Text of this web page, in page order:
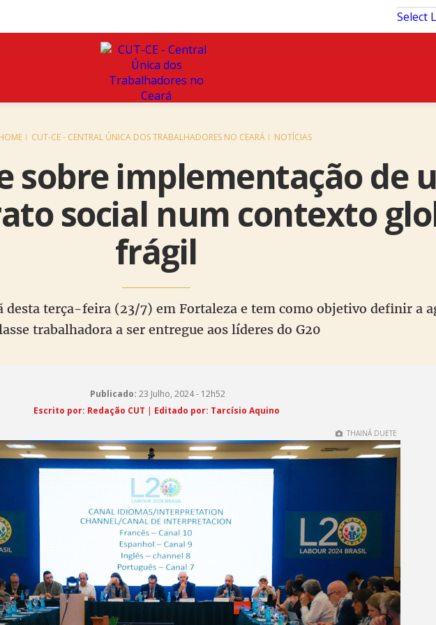
Select
CUT-CE - CENTRAL ÚNICA DOS TRABALHADORES NO CEARÁ NOTÍCIAS
sobre implementação de
social num contexto
frágil
terça-feira (23/7) em Fortaleza e tem como objetivo definir a
trabalhadora a ser entregue aos líderes do G20
Publicado: 23 Julho, 2024 - 12h52
Escrito por: Redação CUT | Editado por: Tarcísio Aquino
THAINÁ DUETE